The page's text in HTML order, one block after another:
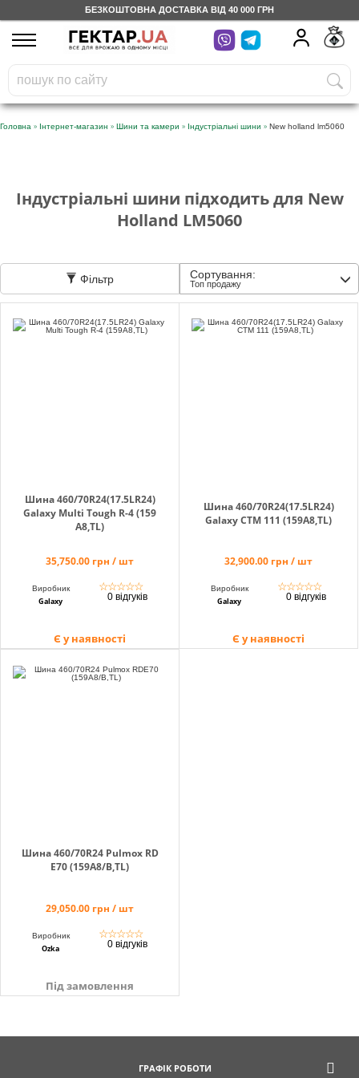
БЕЗКОШТОВНА ДОСТАВКА ВІД 40 000 ГРН
UA
На вашому
бонусному рахунку
грн
Безкоштовно по Україні
Категорії
Доставка
302
по Україні
733 0
+38 (066) 733
733 0
Головна » Інтернет-магазин » Шини та камери » Індустріальні шини » New holland lm5060
Індустріальні шини підходить для New
Holland LM5060
Фільтр Сортування:
Топ продажу
Шина 460/70R24(17.5LR24)
Galaxy Multi Tough R-4 (159
A8,TL)
35,750.00 грн / шт
Виробник
Galaxy
☆☆☆☆☆
0 відгуків
Є у наявності
Шина 460/70R24(17.5LR24)
Galaxy CTM 111 (159A8,TL)
32,900.00 грн / шт
Виробник
Galaxy
☆☆☆☆☆
0 відгуків
Є у наявності
Шина 460/70R24 Pulmox RD
E70 (159A8/B,TL)
29,050.00 грн / шт
Виробник
Ozka
☆☆☆☆☆
0 відгуків
Під замовлення
ГРАФІК РОБОТИ